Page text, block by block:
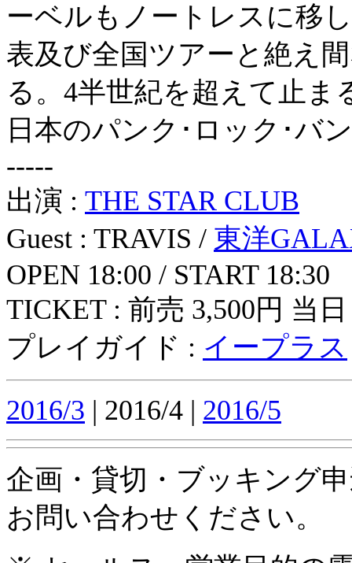
ーベルもノートレスに移
表及び全国ツアーと絶え
る。4半世紀を超えて止
日本のパンク･ロック･バ
-----
出演 : THE STAR CLUB
Guest : TRAVIS / 東洋
OPEN 18:00 / START 18:30
TICKET : 前売 3,500円 当
プレイガイド : イープラス
2016/3 | 2016/4 | 2016/5
企画・貸切・ブッキング
お問い合わせください。